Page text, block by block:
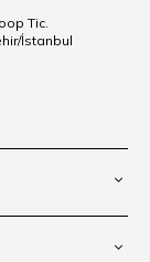
Tic.
İstanbul